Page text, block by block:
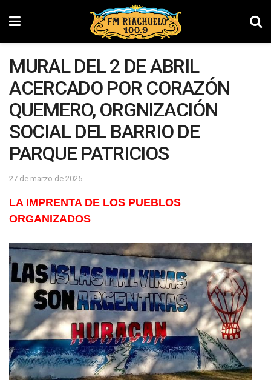
MURAL DEL 2 DE ABRIL
ACERCADO POR CORAZÓN
QUEMERO, ORGNIZACIÓN
SOCIAL DEL BARRIO DE
PARQUE PATRICIOS
27 de marzo de 2025
LA IMPRENTA DE LOS PUEBLOS
ORGANIZADOS